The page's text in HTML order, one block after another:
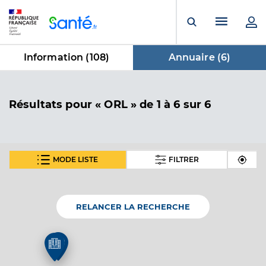
Ouvrir laMenu
Information (108) Annuaire (6)
Résultats dans Annuaire
pour « ORL » de 1 à 6 sur 6
MODE LISTE FILTRER
En fonction de votre recherche nous vous proposons 1
Annuaire de l'accessibilité des cabinets
Carte thématique
3
RELANCER LA RECHERCHE